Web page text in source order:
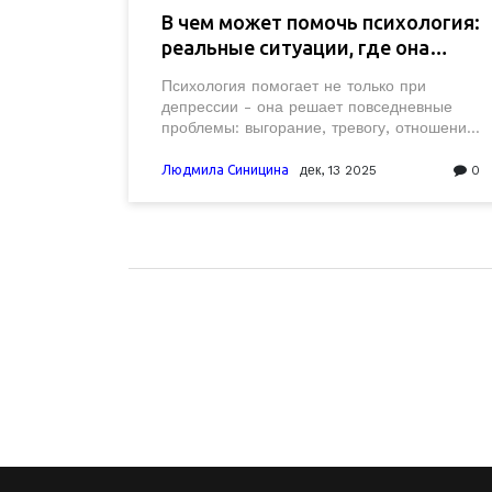
В чем может помочь психология:
реальные ситуации, где она
Психология помогает не только при
депрессии - она решает повседневные
проблемы: выгорание, тревогу, отношения,
когда идти к психологу и как выбрать
Людмила Синицина дек, 13 2025 0